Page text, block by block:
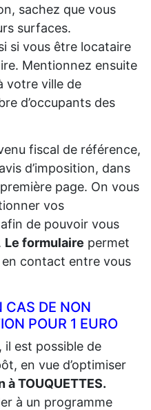
sachez que vous
surfaces.
si vous être locataire
Mentionnez ensuite
votre ville de
d’occupants des
fiscal de référence,
d’imposition, dans
page. On vous
vos
de pouvoir vous
Le formulaire permet
en contact entre vous
CAS DE NON
POUR 1 EURO
il est possible de
en vue d’optimiser
à TOUQUETTES.
à un programme